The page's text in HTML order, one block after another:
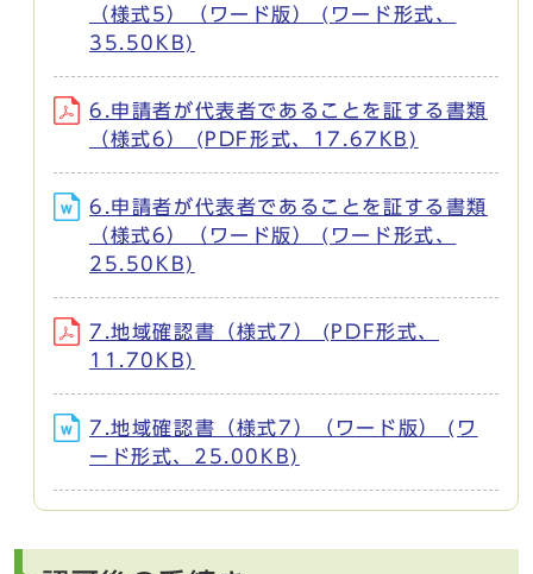
（様式5）（ワード版） (ワード形式、
35.50KB)
6.申請者が代表者であることを証する書類
（様式6） (PDF形式、17.67KB)
6.申請者が代表者であることを証する書類
（様式6）（ワード版） (ワード形式、
25.50KB)
7.地域確認書（様式7） (PDF形式、
11.70KB)
7.地域確認書（様式7）（ワード版） (ワ
ード形式、25.00KB)